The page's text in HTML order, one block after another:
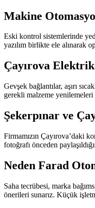
Makine
Eski kontrol sistemlerinde
yazılım birlikte ele alınarak
Çayırova
Gevşek bağlantılar, aşırı
gerekli malzeme yenilemeleri
Şekerpınar ve
Firmamızın Çayırova’daki
fotoğrafı önceden
Neden Farad
Saha tecrübesi, marka
önerileri sunarız. Küçük